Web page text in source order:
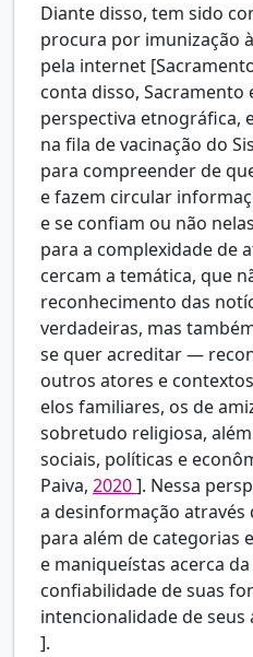
Diante disso, tem sido
procura por imunização
pela internet
conta disso, Sacramento
perspectiva etnográfica,
na fila de vacinação do
para compreender de
e fazem circular
e se confiam ou não
para a complexidade de
cercam a temática, que
reconhecimento das
verdadeiras, mas
se quer acreditar —
outros atores e
elos familiares, os de
sobretudo religiosa,
sociais, políticas e
Paiva, 2020]. Nessa
a desinformação
para além de categorias
e maniqueístas acerca
confiabilidade de suas
intencionalidade de seus
].